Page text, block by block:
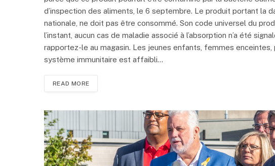
d’inspection des aliments, le 6 septembre. Le produit portant la
nationale, ne doit pas être consommé. Son code universel du
l’instant, aucun cas de maladie associé à l’absorption n’a été
rapportez-le au magasin. Les jeunes enfants, femmes
système immunitaire est affaibli…
READ MORE